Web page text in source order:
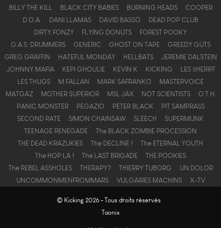
BILLY THE KILL
BLACK CITY BABIES BURNING HEADS
COOPER
D.O.A.
DANI LLAMAS DAVID BASSO
DEAD POP CLUB
DIRTY FONZY
FLYING DONUTS
FOREST POOKY
G.A.S. DRUMMERS
GENERIC GHOST ON TAPE
GREEDY GUTS
GREG GRAFFIN
HATEFUL MONDAY HELLBATS
JEREMIE DALSTEIN
JOHNNY MAFIA
KEPI GHOULIE KEVIN K KICKING
LES $HERIFF
LES THUGS
M FALLAN MARK SAFRANKO
MASTERVOICE
MATGAZ
MOTHER SUPERIOR MSL JAX NOT SCIENTISTS
O.T.H.
PANIC MONSTER
PEGAZIO PETER BLACK
PIT SAMPRASS
SECOND RATE
SIMON CHAINSAW SLEECH
SUPERMUNK
TEENAGE RENEGADE
The BLACK ZOMBIE PROCESSION
THE DEAD KRAZUKIES
The DECLINE !
The ETERNAL YOUTH
The HOP LA !
The LAST BRIGADE
THE POOKIES
The REBEL ASSHOLES
THERAPY? THIERRY TUBORG
UN DOLOR
UNCOMMONMENFROMMARS
VULGAIRES MACHINS X-TV
© Kicking 2026 - Tous droits réservés
Taonix